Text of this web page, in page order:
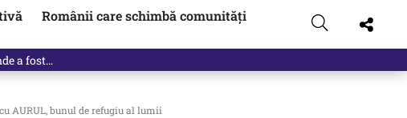
Românii care schimbă comunități
AURUL, bunul de refugiu al lumii